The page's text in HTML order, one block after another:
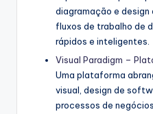
diagramação e
fluxos de trabalho de
rápidos e inteligentes.
Visual Paradigm –
Uma plataforma
visual, design de
processos de